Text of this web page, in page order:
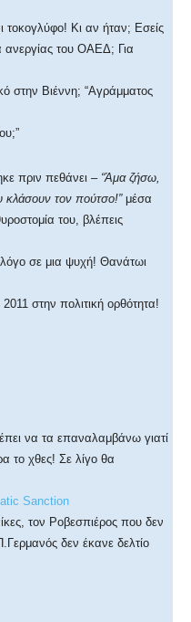
τοκογλύφο! Kι αν ήταν; Εσείς
ανεργίας του ΟΑΕΔ; Για
στην Βιέννη; “Αγράμματος
πριν πεθάνει – “Άμα ζήσω,
τον πούτσο!” μέσα
του, βλέπεις
σε μια ψυχή! Θανάτωι
στην πολιτική ορθότητα!
να τα επαναλαμβάνω γιατί
το χθες! Σε λίγο θα
Sanction
τον Ροβεσπιέρος που δεν
δεν έκανε δελτίο